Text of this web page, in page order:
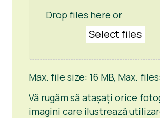
Drop files here or
Select files
Max. file size: 16 MB, Max.
Vă rugăm să atașați orice
imagini care ilustrează